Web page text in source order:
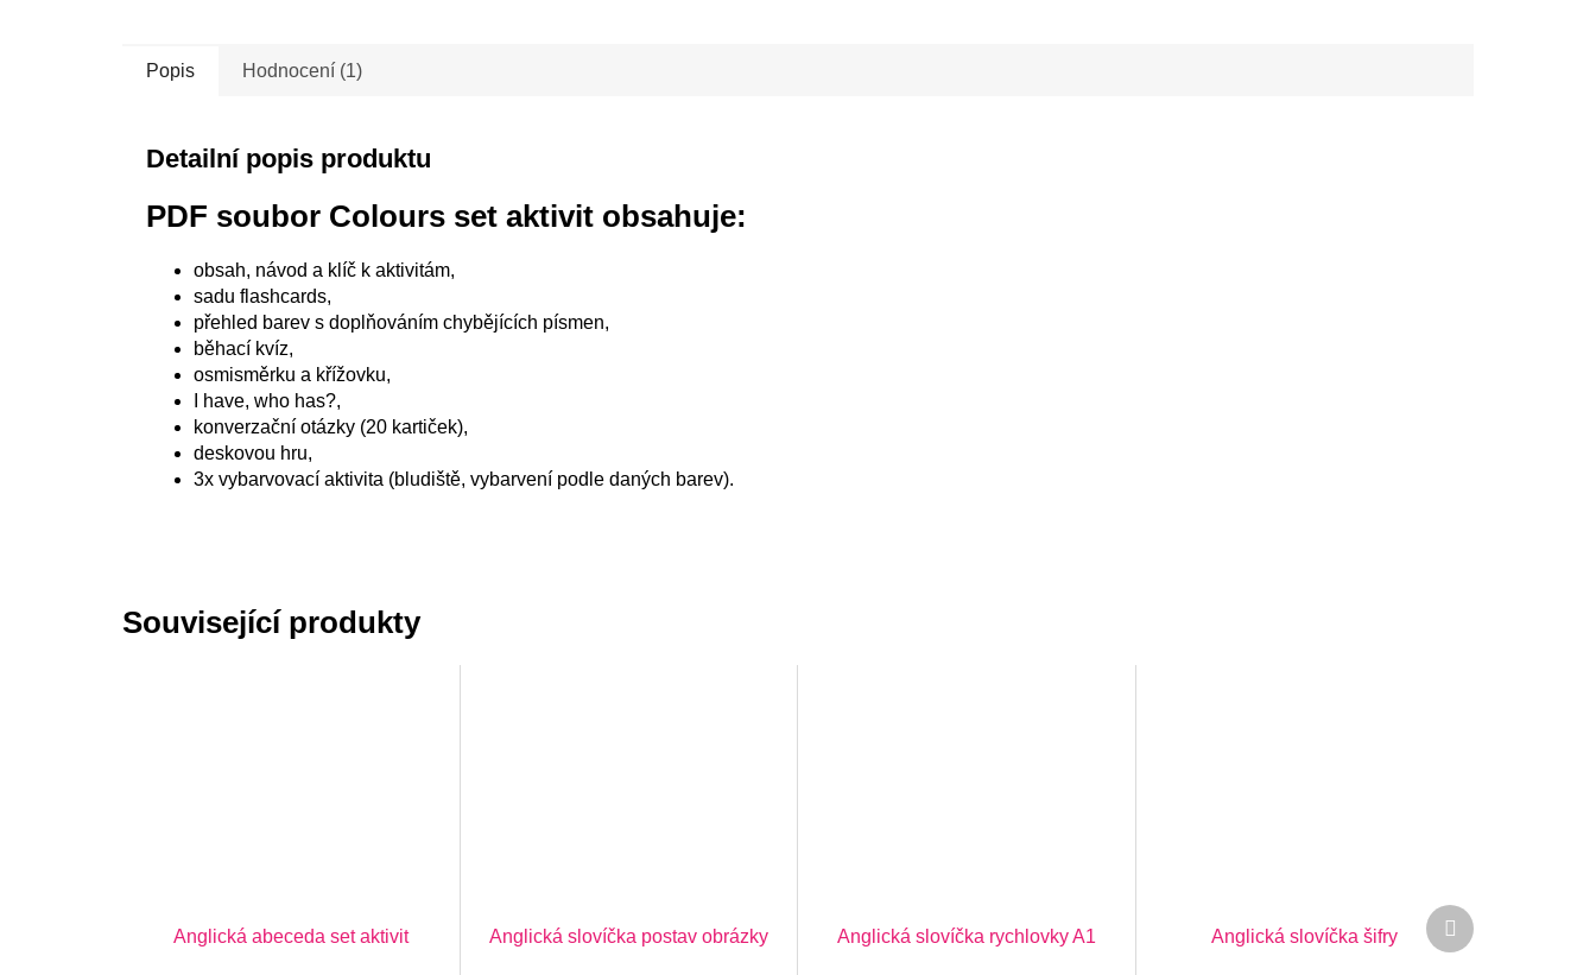
Popis Hodnocení (1)
Detailní popis produktu
PDF soubor Colours set aktivit obsahuje:
obsah, návod a klíč k aktivitám,
sadu flashcards,
přehled barev s doplňováním chybějících písmen,
běhací kvíz,
osmisměrku a křížovku,
I have, who has?,
konverzační otázky (20 kartiček),
deskovou hru,
3x vybarvovací aktivita (bludiště, vybarvení podle daných barev).
Související produkty
Anglická abeceda set aktivit Anglická slovíčka postav obrázky Anglická slovíčka rychlovky A1 Anglická slovíčka šifry
Další
produkt